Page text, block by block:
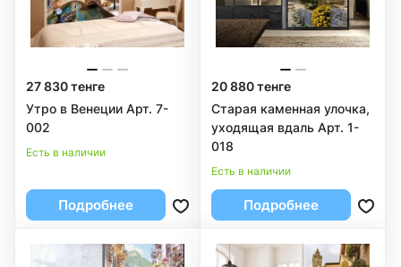
27 830 тенге
Утро в Венеции Арт. 7-
002
Есть в наличии
Подробнее
20 880 тенге
Старая каменная улочка,
уходящая вдаль Арт. 1-
018
Есть в наличии
Подробнее